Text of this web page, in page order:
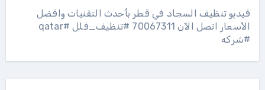
فيديو تنظيف السجاد في قطر بأحدث التقنيات وافضل
الأسعار اتصل الآن 70067311 #تنظيف_فلل #qatar
#شركه